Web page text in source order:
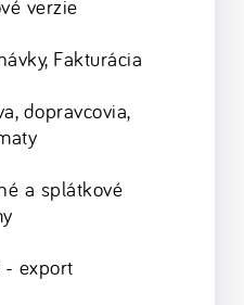
verzie
Fakturácia
dopravcovia,
a splátkové
export